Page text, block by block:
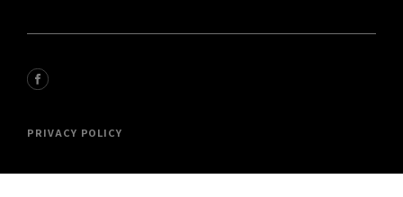
PRIVACY POLICY